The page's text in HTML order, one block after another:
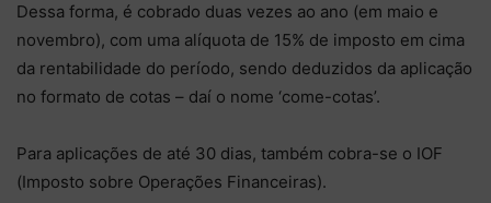
Dessa forma, é cobrado duas vezes ao ano (em maio e
novembro), com uma alíquota de 15% de imposto em cima
da rentabilidade do período, sendo deduzidos da aplicação
no formato de cotas – daí o nome ‘come-cotas’.
Para aplicações de até 30 dias, também cobra-se o IOF
(Imposto sobre Operações Financeiras).